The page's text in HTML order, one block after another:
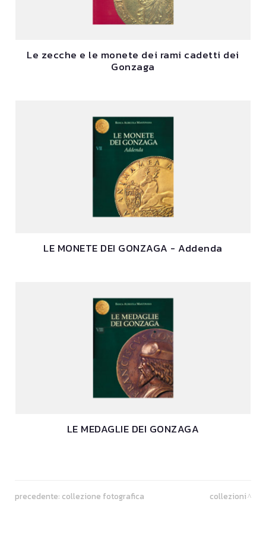
Le zecche e le monete dei rami cadetti dei
Gonzaga
LE MONETE DEI GONZAGA - Addenda
LE MEDAGLIE DEI GONZAGA
precedente: collezione fotografica collezioni